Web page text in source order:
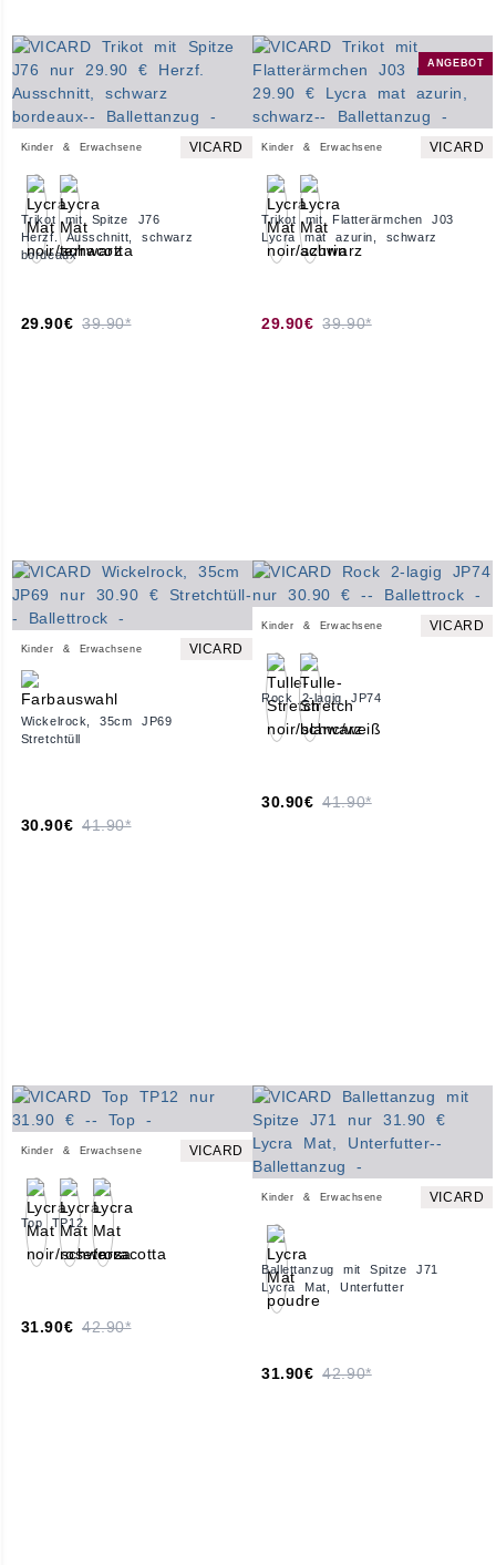
Kinder & Erwachsene VICARD
Trikot mit Spitze J76
Herzf. Ausschnitt, schwarz
bordeaux
29.90€ 39.90*
ANGEBOT
Kinder & Erwachsene VICARD
Trikot mit Flatterärmchen J03
Lycra mat azurin, schwarz
29.90€ 39.90*
Kinder & Erwachsene VICARD
Wickelrock, 35cm JP69
Stretchtüll
30.90€ 41.90*
Kinder & Erwachsene VICARD
Rock 2-lagig JP74
30.90€ 41.90*
Kinder & Erwachsene VICARD
Top TP12
31.90€ 42.90*
Kinder & Erwachsene VICARD
Ballettanzug mit Spitze J71
Lycra Mat, Unterfutter
31.90€ 42.90*